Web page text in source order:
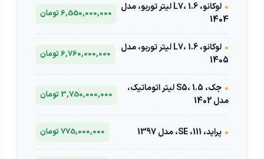
•
لوکانو، L7، 1.6 لیتر توربو، مدل
1404
6,550,000,000 تومان
•
لوکانو، L7، 1.6 لیتر توربو، مدل
1405
6,760,000,000 تومان
•
جک، S5، 1.5 لیتر اتوماتیک،
مدل 1402
3,750,000,000 تومان
• پراید، 111، SE، مدل 1397 775,000,000 تومان